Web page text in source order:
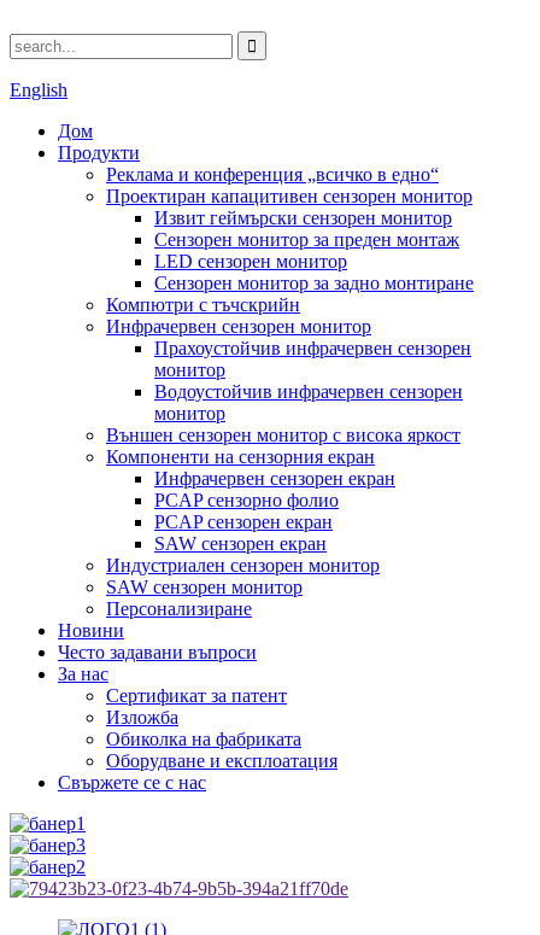
English
Дом
Продукти
Реклама и конференция „всичко в едно“
Проектиран капацитивен сензорен монитор
Извит геймърски сензорен монитор
Сензорен монитор за преден монтаж
LED сензорен монитор
Сензорен монитор за задно монтиране
Компютри с тъчскрийн
Инфрачервен сензорен монитор
Прахоустойчив инфрачервен сензорен
монитор
Водоустойчив инфрачервен сензорен
монитор
Външен сензорен монитор с висока яркост
Компоненти на сензорния екран
Инфрачервен сензорен екран
PCAP сензорно фолио
PCAP сензорен екран
SAW сензорен екран
Индустриален сензорен монитор
SAW сензорен монитор
Персонализиране
Новини
Често задавани въпроси
За нас
Сертификат за патент
Изложба
Обиколка на фабриката
Оборудване и експлоатация
Свържете се с нас